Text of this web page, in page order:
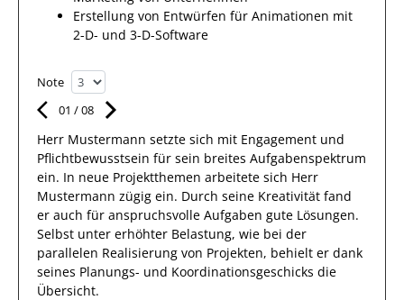
Erstellung von Entwürfen für Animationen mit
2-D- und 3-D-Software
Note
01 /08
Herr Mustermann setzte sich mit Engagement und
Pflichtbewusstsein für sein breites Aufgabenspektrum
ein. In neue Projektthemen arbeitete sich Herr
Mustermann zügig ein. Durch seine Kreativität fand
er auch für anspruchsvolle Aufgaben gute Lösungen.
Selbst unter erhöhter Belastung, wie bei der
parallelen Realisierung von Projekten, behielt er dank
seines Planungs- und Koordinationsgeschicks die
Übersicht.